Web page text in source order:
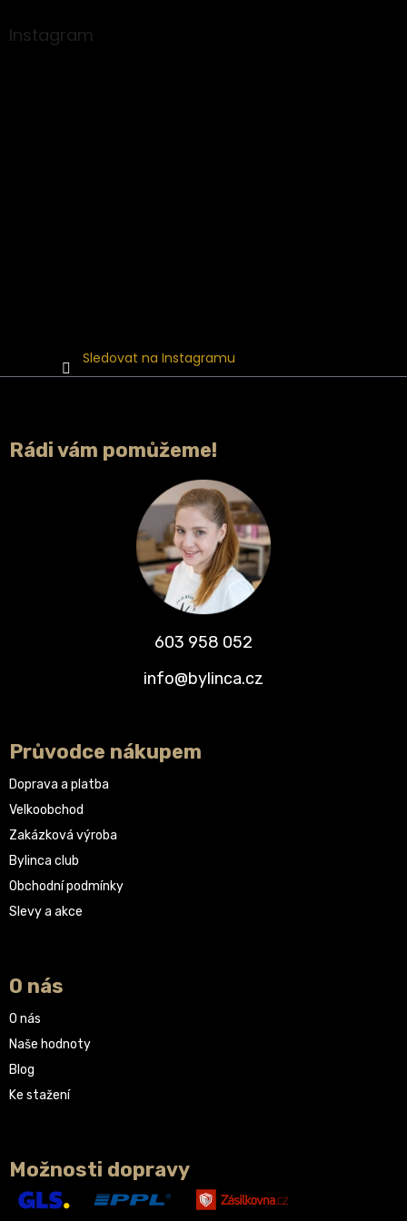
aInstagram
Sledovat na Instagramu
Rádi vám pomůžeme!
603 958 052
info@bylinca.cz
Průvodce nákupem
Doprava a platba
Velkoobchod
Zakázková výroba
Bylinca club
Obchodní podmínky
Slevy a akce
O nás
O nás
Naše hodnoty
Blog
Ke stažení
Možnosti dopravy